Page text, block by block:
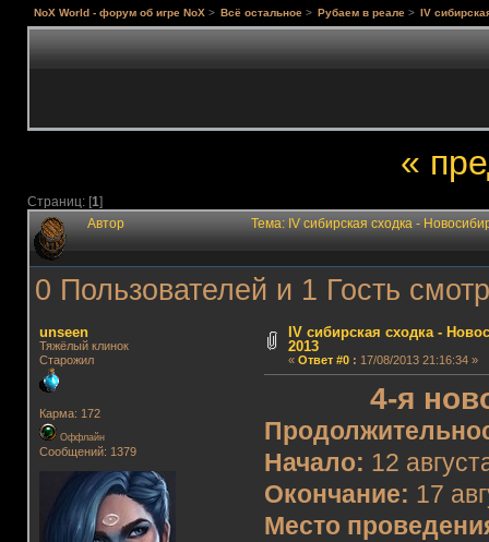
NoX World - форум об игре NoX > Всё остальное > Рубаем в реале > IV
«
Страниц: [1]
Автор Тема: IV сибирская сходка -
0 Пользователей и 1 Гость
unseen
Тяжёлый клинок
Старожил
Карма: 172
Оффлайн
Сообщений: 1379
IV сибирская сходка -
2013
« Ответ #0: 17/08/2013 21:16:34 »
4-я
Начало: 12
Окончание: 17
Место